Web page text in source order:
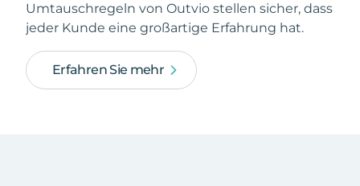
Umtauschregeln von Outvio stellen sicher, dass
jeder Kunde eine großartige Erfahrung hat.
Erfahren Sie mehr